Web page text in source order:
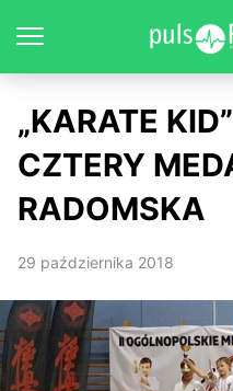
„KARATE
CZTERY
RADOMSKA
29 października 2018